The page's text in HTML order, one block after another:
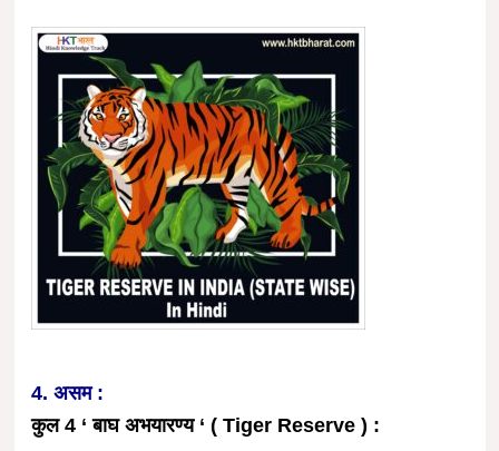
4. असम :
कुल 4 ‘ बाघ अभयारण्य ‘ ( Tiger Reserve ) :